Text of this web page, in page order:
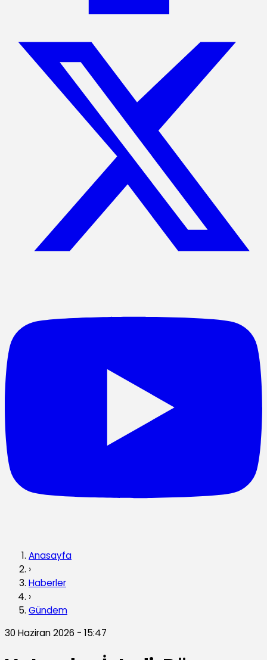
Anasayfa
›
Haberler
›
Gündem
30 Haziran 2026 - 15:47